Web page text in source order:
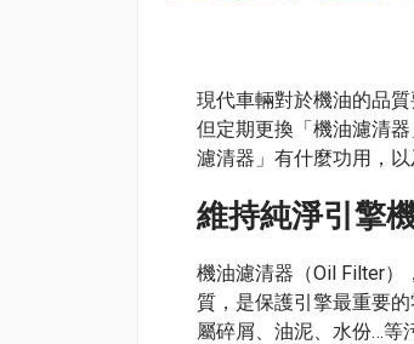
現代車輛對於機油的品
但定期更換「機油濾清
濾清器」有什麼功用，
維持純淨引擎
機油濾清器（Oil Filter）
質，是保護引擎最重要
屬碎屑、油泥、水份…等